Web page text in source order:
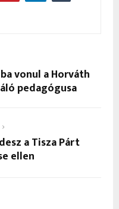
vonul a Horváth
pedagógusa
a Tisza Párt
ellen